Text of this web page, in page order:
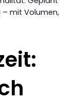
– mit Volumen,